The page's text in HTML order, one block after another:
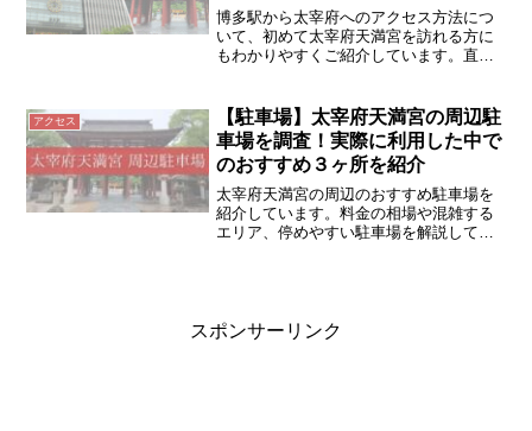
博多駅から太宰府へのアクセス方法につ
いて、初めて太宰府天満宮を訪れる方に
もわかりやすくご紹介しています。直行
アクセス
【駐車場】太宰府天満宮の周辺駐
車場を調査！実際に利用した中で
のおすすめ３ヶ所を紹介
太宰府天満宮の周辺のおすすめ駐車場を
紹介しています。料金の相場や混雑する
エリア、停めやすい駐車場を解説してい
スポンサーリンク